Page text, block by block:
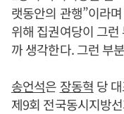
랫동안의 관행”이라
위해 집권여당이 그
까 생각한다. 그런 부
송언석은 장동혁 당
제9회 전국동시지방